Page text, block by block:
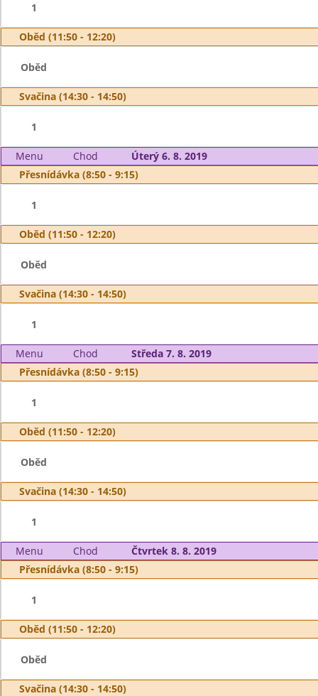
1
Oběd (11:50 - 12:20)
Oběd
Svačina (14:30 - 14:50)
1
Menu Chod
Úterý 6. 8. 2019
Přesnídávka (8:50 - 9:15)
1
Oběd (11:50 - 12:20)
Oběd
Svačina (14:30 - 14:50)
1
Menu Chod
Středa 7. 8. 2019
Přesnídávka (8:50 - 9:15)
1
Oběd (11:50 - 12:20)
Oběd
Svačina (14:30 - 14:50)
1
Menu Chod
Čtvrtek 8. 8. 2019
Přesnídávka (8:50 - 9:15)
1
Oběd (11:50 - 12:20)
Oběd
Svačina (14:30 - 14:50)